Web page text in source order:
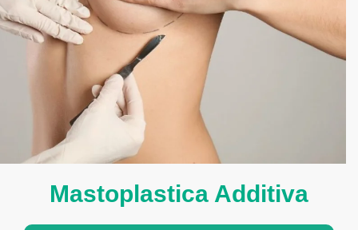
Mastoplastica Additiva